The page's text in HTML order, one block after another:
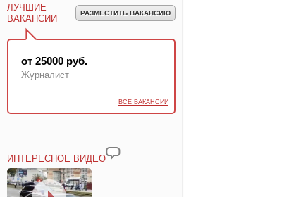
РАЗМЕСТИТЬ ВАКАНСИЮ
ЛУЧШИЕ
ВАКАНСИИ
от 25000 руб.
Журналист
ВСЕ ВАКАНСИИ
ИНТЕРЕСНОЕ ВИДЕО